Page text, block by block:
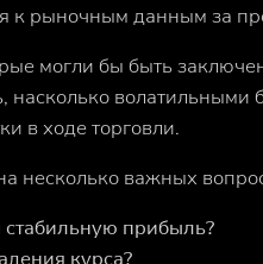
к рыночным данным за
могли бы быть
насколько волатильными
в ходе торговли.
несколько важных
стабильную прибыль?
курса?